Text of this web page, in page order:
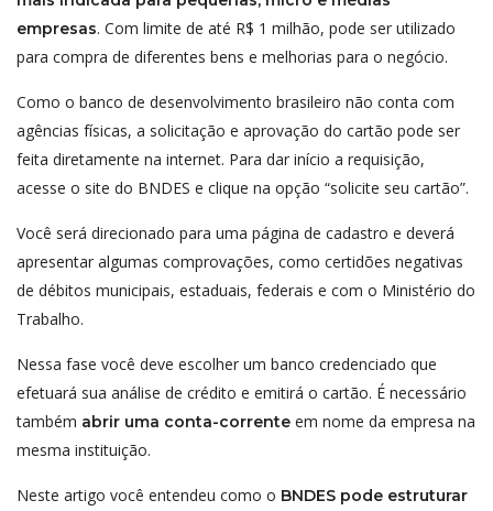
empresas. Com limite de até R$ 1 milhão, pode ser utilizado
para compra de diferentes bens e melhorias para o negócio.
Como o banco de desenvolvimento brasileiro não conta com
agências físicas, a solicitação e aprovação do cartão pode ser
feita diretamente na internet. Para dar início a requisição,
acesse o site do BNDES e clique na opção “solicite seu cartão”.
Você será direcionado para uma página de cadastro e deverá
apresentar algumas comprovações, como certidões negativas
de débitos municipais, estaduais, federais e com o Ministério do
Trabalho.
Nessa fase você deve escolher um banco credenciado que
efetuará sua análise de crédito e emitirá o cartão. É necessário
também abrir uma conta-corrente em nome da empresa na
mesma instituição.
Neste artigo você entendeu como o BNDES pode estruturar